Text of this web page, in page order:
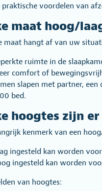
praktische voordelen van
maat hoog/
maat hangt af van uw
ruimte in de
comfort of
slapen met partner,
bed.
hoogtes zijn
kenmerk van een
ingesteld kan worden
ingesteld kan worden
van hoogtes: